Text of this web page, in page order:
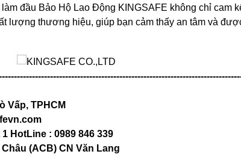
đầu Bảo Hộ Lao Động KINGSAFE không chỉ cam
lượng thương hiệu, giúp bạn cảm thấy an tâm và
Vấp, TPHCM
HotLine : 0989 846 339
(ACB) CN Văn Lang